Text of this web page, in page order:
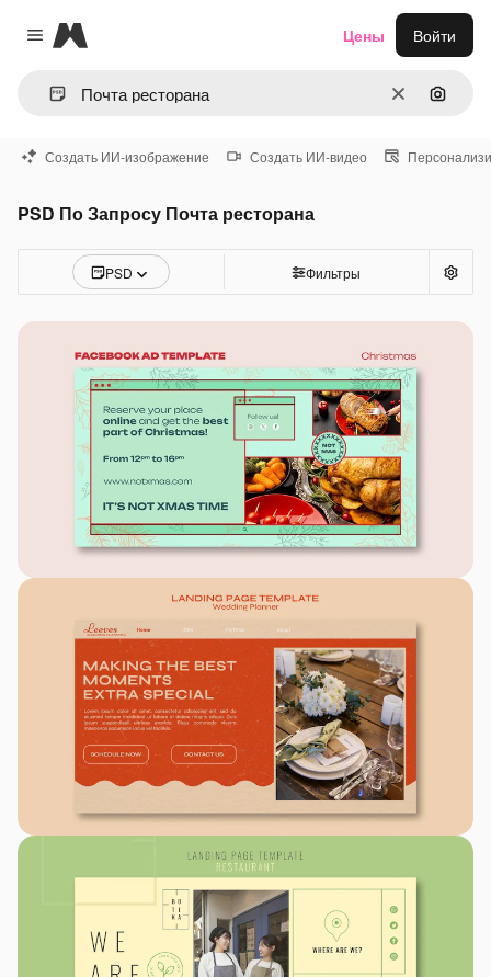
Close menu
Magnific
ОчиститьПоиск
Цены Войти
Создать ИИ-изображение Создать ИИ-видео
PSD По Запросу Почта ресторана
PSD Фильтры